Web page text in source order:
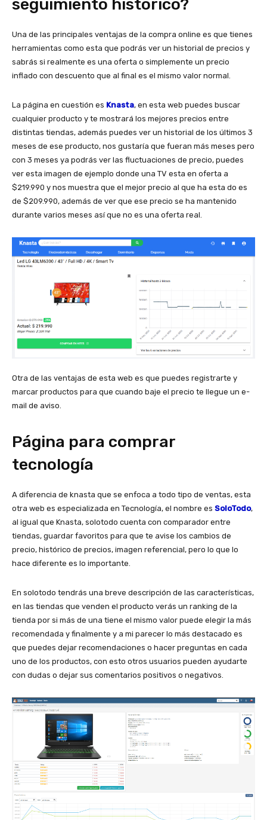
seguimiento historico?
Una de las principales ventajas de la compra online es que tienes
herramientas como esta que podrás ver un historial de precios y
sabrás si realmente es una oferta o simplemente un precio
inflado con descuento que al final es el mismo valor normal.
La página en cuestión es Knasta, en esta web puedes buscar
cualquier producto y te mostrará los mejores precios entre
distintas tiendas, además puedes ver un historial de los últimos 3
meses de ese producto, nos gustaría que fueran más meses pero
con 3 meses ya podrás ver las fluctuaciones de precio, puedes
ver esta imagen de ejemplo donde una TV esta en oferta a
$219.990 y nos muestra que el mejor precio al que ha esta do es
de $209.990, además de ver que ese precio se ha mantenido
durante varios meses así que no es una oferta real.
Otra de las ventajas de esta web es que puedes registrarte y
marcar productos para que cuando baje el precio te llegue un e-
mail de aviso.
Página para comprar
tecnología
A diferencia de knasta que se enfoca a todo tipo de ventas, esta
otra web es especializada en Tecnología, el nombre es SoloTodo,
al igual que Knasta, solotodo cuenta con comparador entre
tiendas, guardar favoritos para que te avise los cambios de
precio, histórico de precios, imagen referencial, pero lo que lo
hace diferente es lo importante.
En solotodo tendrás una breve descripción de las características,
en las tiendas que venden el producto verás un ranking de la
tienda por si más de una tiene el mismo valor puede elegir la más
recomendada y finalmente y a mi parecer lo más destacado es
que puedes dejar recomendaciones o hacer preguntas en cada
uno de los productos, con esto otros usuarios pueden ayudarte
con dudas o dejar sus comentarios positivos o negativos.